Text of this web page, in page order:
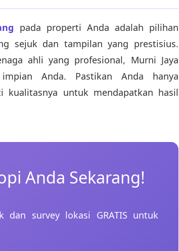
pada properti Anda adalah pilihan
sejuk dan tampilan yang prestisius.
ahli yang profesional, Murni Jaya
Anda. Pastikan Anda hanya
kualitasnya untuk mendapatkan hasil
Anda Sekarang!
dan survey lokasi GRATIS untuk